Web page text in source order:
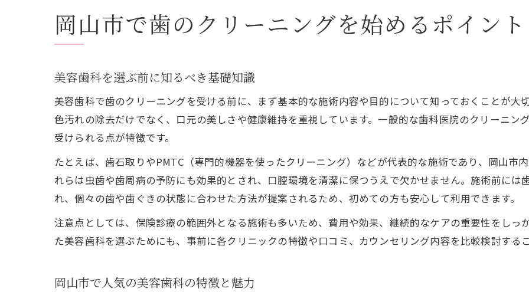
岡山市で歯のクリーニングを始めるポイント
美容歯科を選ぶ前に知るべき基礎知識
美容歯科で歯のクリーニングを受ける前に、まず基本的な施術内容や目的について知っておくことが大
色汚れの除去だけでなく、口元の美しさや健康維持を重視しています。一般的な歯科医院のクリーニン
受けられる点が特徴です。
たとえば、歯石取りやPMTC（専門的機器を使ったクリーニング）などが代表的な施術であり、岡山市
れらは虫歯や歯周病の予防にも効果的とされ、口腔環境を清潔に保つうえで欠かせません。施術前には
れ、個々の歯や歯ぐきの状態に合わせた方法が提案されるため、初めての方も安心して利用できます。
注意点としては、保険診療の範囲外となる施術も多いため、費用や効果、継続的なケアの重要性をしっ
た美容歯科を選ぶためにも、事前に各クリニックの特徴や口コミ、カウンセリング内容を比較検討する
岡山市で人気の美容歯科の特徴と魅力